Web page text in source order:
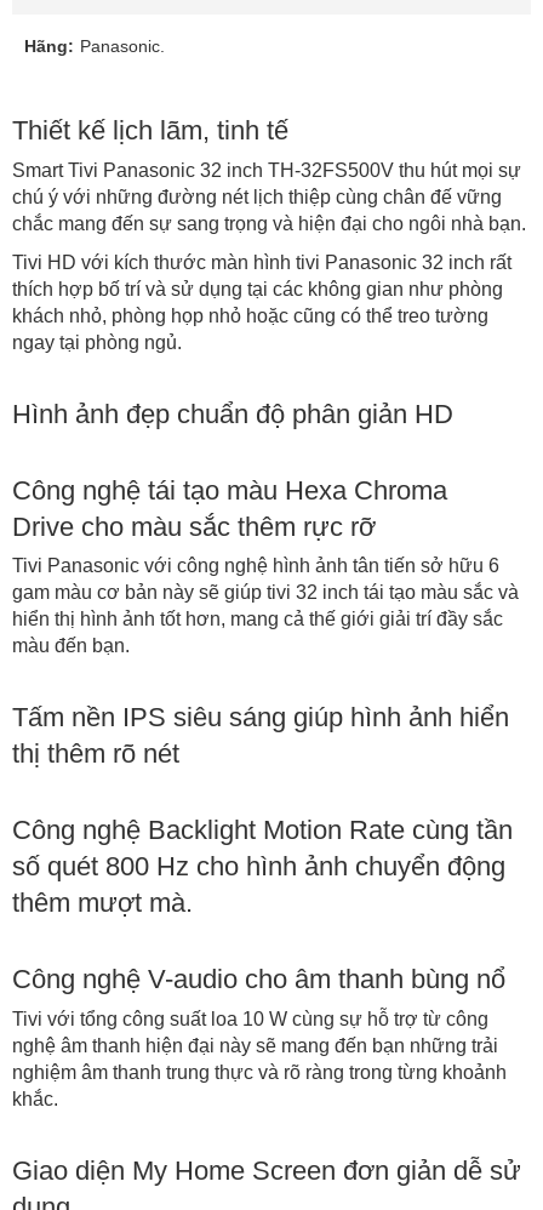
Hãng: Panasonic.
Thiết kế lịch lãm, tinh tế
Smart Tivi Panasonic 32 inch TH-32FS500V thu hút mọi sự
chú ý với những đường nét lịch thiệp cùng chân đế vững
chắc mang đến sự sang trọng và hiện đại cho ngôi nhà bạn.
Tivi HD với kích thước màn hình tivi Panasonic 32 inch rất
thích hợp bố trí và sử dụng tại các không gian như phòng
khách nhỏ, phòng họp nhỏ hoặc cũng có thể treo tường
ngay tại phòng ngủ.
Hình ảnh đẹp chuẩn độ phân giản HD
Công nghệ tái tạo màu Hexa Chroma
Drive cho màu sắc thêm rực rỡ
Tivi Panasonic với công nghệ hình ảnh tân tiến sở hữu 6
gam màu cơ bản này sẽ giúp tivi 32 inch tái tạo màu sắc và
hiển thị hình ảnh tốt hơn, mang cả thế giới giải trí đầy sắc
màu đến bạn.
Tấm nền IPS siêu sáng giúp hình ảnh hiển
thị thêm rõ nét
Công nghệ Backlight Motion Rate cùng tần
số quét 800 Hz cho hình ảnh chuyển động
thêm mượt mà.
Công nghệ V-audio cho âm thanh bùng nổ
Tivi với tổng công suất loa 10 W cùng sự hỗ trợ từ công
nghệ âm thanh hiện đại này sẽ mang đến bạn những trải
nghiệm âm thanh trung thực và rõ ràng trong từng khoảnh
khắc.
Giao diện My Home Screen đơn giản dễ sử